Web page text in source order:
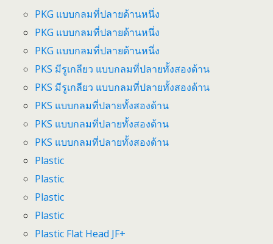
PKG แบบกลมที่ปลายด้านหนึ่ง
PKG แบบกลมที่ปลายด้านหนึ่ง
PKG แบบกลมที่ปลายด้านหนึ่ง
PKS มีรูเกลียว แบบกลมที่ปลายทั้งสองด้าน
PKS มีรูเกลียว แบบกลมที่ปลายทั้งสองด้าน
PKS แบบกลมที่ปลายทั้งสองด้าน
PKS แบบกลมที่ปลายทั้งสองด้าน
PKS แบบกลมที่ปลายทั้งสองด้าน
Plastic
Plastic
Plastic
Plastic
Plastic Flat Head JF+